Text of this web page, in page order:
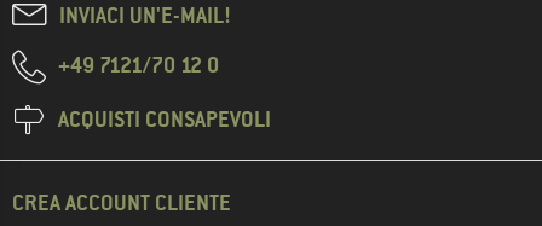
INVIACI UN'E-MAIL!
+49 7121/70 12 0
ACQUISTI CONSAPEVOLI
CREA ACCOUNT CLIENTE